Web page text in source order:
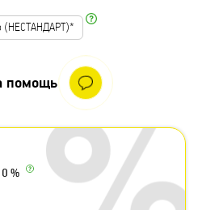
(НЕСТАНДАРТ)*
%
помощь